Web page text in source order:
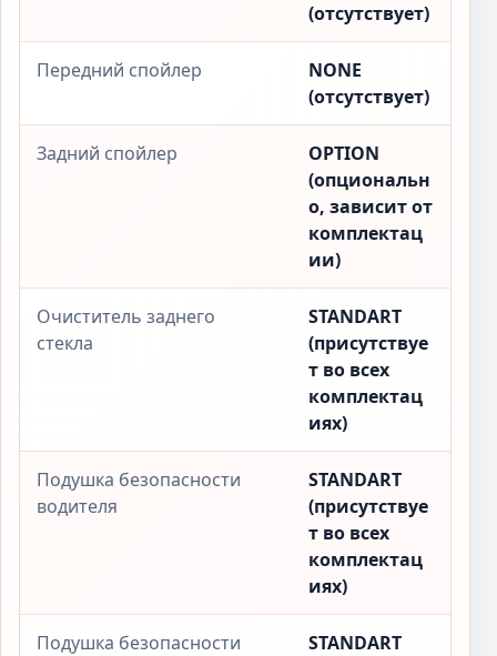
(отсутствует)
Передний спойлер
NONE
(отсутствует)
Задний спойлер
OPTION
(опциональн
о, зависит от
комплектац
ии)
Очиститель заднего
стекла
STANDART
(присутствуе
т во всех
комплектац
иях)
Подушка безопасности
водителя
STANDART
(присутствуе
т во всех
комплектац
иях)
Подушка безопасности
STANDART